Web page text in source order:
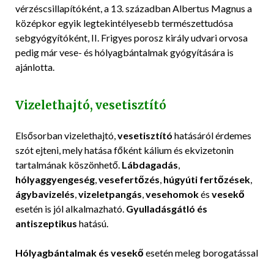
vérzéscsillapítóként, a 13. században Albertus Magnus a
középkor egyik legtekintélyesebb természettudósa
sebgyógyítóként, II. Frigyes porosz király udvari orvosa
pedig már vese- és hólyagbántalmak gyógyítására is
ajánlotta.
Vizelethajtó, vesetisztító
Elsősorban vizelethajtó, vesetisztító hatásáról érdemes
szót ejteni, mely hatása főként kálium és ekvizetonin
tartalmának köszönhető. Lábdagadás
hólyaggyengeség vesefertőzés húgyúti fertőzések
ágybavizelés vizeletpangás vesehomokés vesekő
esetén is jól alkalmazható. Gyulladásgátló és
antiszeptikus hatású.
Hólyagbántalmak és vesekő esetén meleg borogatással